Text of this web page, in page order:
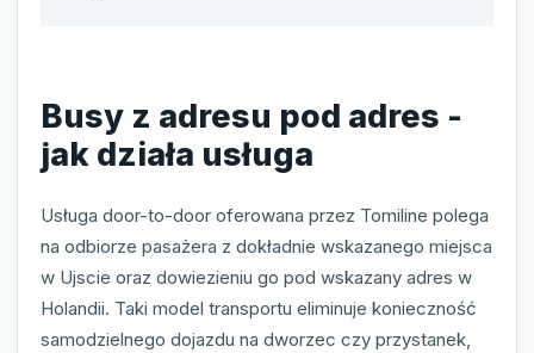
Busy z adresu pod adres -
jak działa usługa
Usługa door-to-door oferowana przez Tomiline polega
na odbiorze pasażera z dokładnie wskazanego miejsca
w Ujscie oraz dowiezieniu go pod wskazany adres w
Holandii. Taki model transportu eliminuje konieczność
samodzielnego dojazdu na dworzec czy przystanek,